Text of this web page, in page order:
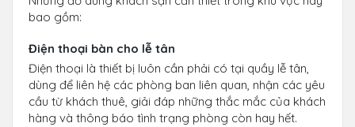
bao gồm:
Điện thoại bàn cho lễ tân
Điện thoại là thiết bị luôn cần phải có tại quầy lễ tân,
dùng để liên hệ các phòng ban liên quan, nhận các yêu
cầu từ khách thuê, giải đáp những thắc mắc của khách
hàng và thông báo tình trạng phòng còn hay hết.